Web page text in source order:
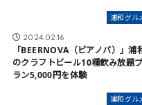
浦和グル
2024.02.16
「BEERNOVA（ビアノバ）」浦
のクラフトビール10種飲み放題
ラン5,000円を体験
浦和グル